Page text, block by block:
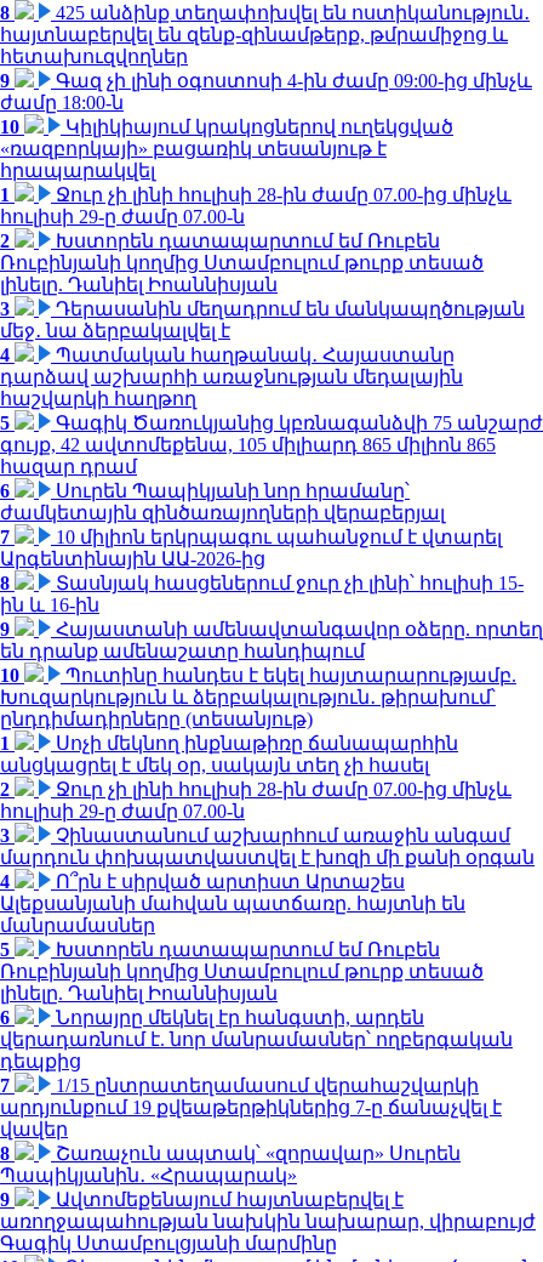
8
425 անձինք տեղափոխվել են ոստիկանություն․
հայտնաբերվել են զենք-զինամթերք, թմրամիջոց և
հետախուզվողներ
9
Գազ չի լինի օգոստոսի 4-ին ժամը 09:00-ից մինչև
ժամը 18:00-ն
10
Կիլիկիայում կրակոցներով ուղեկցված
«ռազբորկայի» բացառիկ տեսանյութ է
հրապարակվել
1
Ջուր չի լինի հուլիսի 28-ին ժամը 07.00-ից մինչև
հուլիսի 29-ը ժամը 07.00-ն
2
Խստորեն դատապարտում եմ Ռուբեն
Ռուբինյանի կողմից Ստամբուլում թուրք տեսած
լինելը. Դանիել Իոաննիսյան
3
Դերասանին մեղադրում են մանկապղծության
մեջ․ նա ձերբակալվել է
4
Պատմական հաղթանակ․ Հայաստանը
դարձավ աշխարհի առաջնության մեդալային
հաշվարկի հաղթող
5
Գագիկ Ծառուկյանից կբռնագանձվի 75 անշարժ
գույք, 42 ավտոմեքենա, 105 միլիարդ 865 միլիոն 865
հազար դրամ
6
Սուրեն Պապիկյանի նոր հրամանը՝
ժամկետային զինծառայողների վերաբերյալ
7
10 միլիոն երկրպագու պահանջում է վտարել
Արգենտինային ԱԱ-2026-ից
8
Տասնյակ հասցեներում ջուր չի լինի՝ հուլիսի 15-
ին և 16-ին
9
Հայաստանի ամենավտանգավոր օձերը. որտեղ
են դրանք ամենաշատը հանդիպում
10
Պուտինը հանդես է եկել հայտարարությամբ.
Խուզարկություն և ձերբակալություն․ թիրախում՝
ընդդիմադիրները (տեսանյութ)
1
Սոչի մեկնող ինքնաթիռը ճանապարհին
անցկացրել է մեկ օր, սակայն տեղ չի հասել
2
Ջուր չի լինի հուլիսի 28-ին ժամը 07.00-ից մինչև
հուլիսի 29-ը ժամը 07.00-ն
3
Չինաստանում աշխարհում առաջին անգամ
մարդուն փոխպատվաստվել է խոզի մի քանի օրգան
4
Ո՞րն է սիրված արտիստ Արտաշես
Ալեքսանյանի մահվան պատճառը. հայտնի են
մանրամասներ
5
Խստորեն դատապարտում եմ Ռուբեն
Ռուբինյանի կողմից Ստամբուլում թուրք տեսած
լինելը. Դանիել Իոաննիսյան
6
Նորայրը մեկնել էր հանգստի, արդեն
վերադառնում է. նոր մանրամասներ՝ ողբերգական
դեպքից
7
1/15 ընտրատեղամասում վերահաշվարկի
արդյունքում 19 քվեաթերթիկներից 7-ը ճանաչվել է
վավեր
8
Շառաչուն ապտակ՝ «զորավար» Սուրեն
Պապիկյանին․ «Հրապարակ»
9
Ավտոմեքենայում հայտնաբերվել է
առողջապահության նախկին նախարար, վիրաբույժ
Գագիկ Ստամբուլցյանի մարմինը